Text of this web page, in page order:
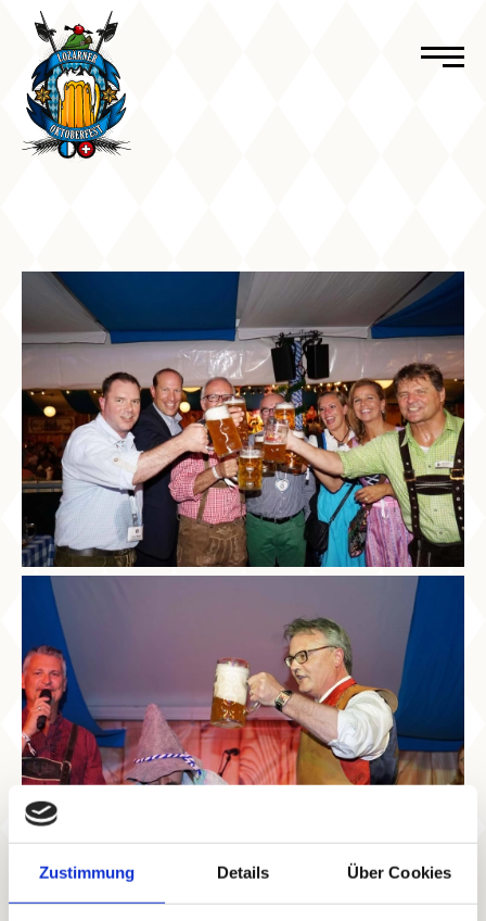
Zustimmung Details Über Cookies